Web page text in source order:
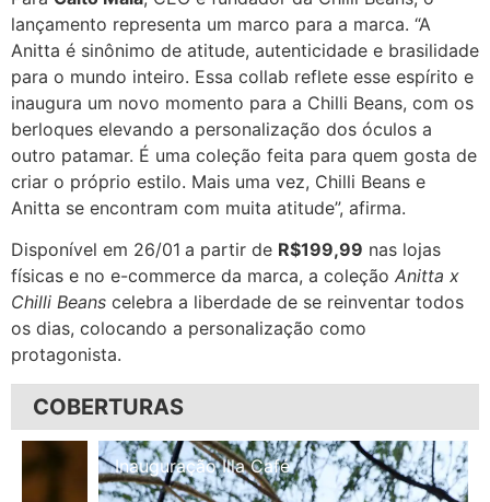
lançamento representa um marco para a marca. “A
Anitta é sinônimo de atitude, autenticidade e brasilidade
para o mundo inteiro. Essa collab reflete esse espírito e
inaugura um novo momento para a Chilli Beans, com os
berloques elevando a personalização dos óculos a
outro patamar. É uma coleção feita para quem gosta de
criar o próprio estilo. Mais uma vez, Chilli Beans e
Anitta se encontram com muita atitude”, afirma.
Disponível em 26/01 a partir de R$199,99 nas lojas
físicas e no e-commerce da marca, a coleção Anitta x
Chilli Beans celebra a liberdade de se reinventar todos
os dias, colocando a personalização como
protagonista.
COBERTURAS
Inauguração Illa Café